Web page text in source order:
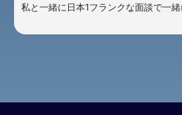
私と一緒に日本1フランクな面談で一緒